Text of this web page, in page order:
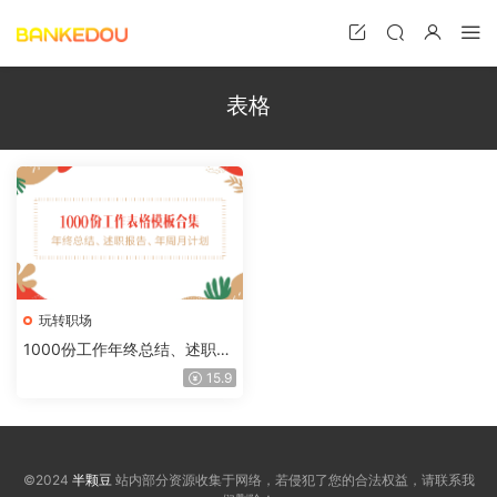
表格
玩转职场
1000份工作年终总结、述职报
告、年周月计划表格模板合集
15.9
©2024 半颗豆站内部分资源收集于网络，若侵犯了您的合法权益，请联系我